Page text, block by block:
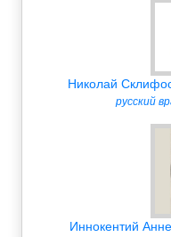
Николай
русский
Иннокентий